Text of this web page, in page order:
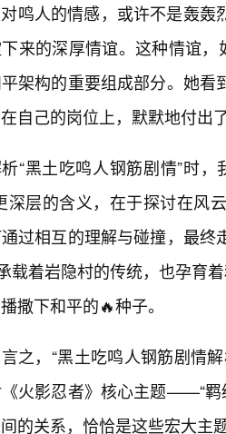
鸣人的情感，或许不是轰
来的深厚情谊。这种情谊
架构的重要组成部分。她
自己的岗位上，默默地付出
“黑土吃鸣人钢筋剧情”时
深层的含义，在于探讨在风
过相互的理解与碰撞，最
载着岩隐村的传统，也孕育
撒下和平的🔥种子。
之，“黑土吃鸣人钢筋剧情
火影忍者》核心主题——“羁
的关系，恰恰是这些宏大主